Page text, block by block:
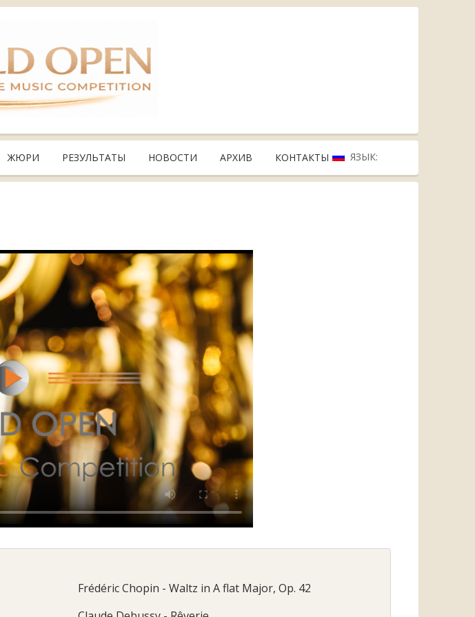
ЖЮРИ РЕЗУЛЬТАТЫ НОВОСТИ АРХИВ КОНТАКТЫ ЯЗЫК:
Frédéric Chopin - Waltz in A flat Major, Op. 42